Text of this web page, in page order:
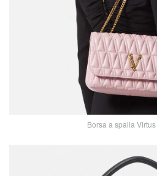
Borsa a spalla